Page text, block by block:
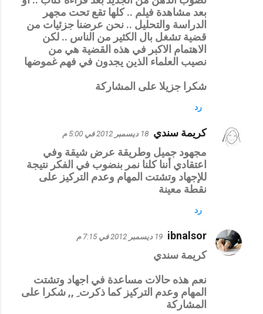
بعد مشاهدة فيلم .. كلها تقع تحت مجهر
الدراسة والتحليل .. نحن عرضنا جزئيات من
قضية تشغل بال الكثير من الناس .. لكن
الاهتمام الاكبر في هذه القضية هي من
نصيب العلماء الذين يجدون في فهم غموضها
شكرا جزيلا على المشاركة
رد
كريمة سندي 18 ديسمبر 2012 في 5:00 م
مجهود جميل وطريقة عرض شيقة وفي
اعتقادي أننا كلنا نمر بنضوب في الفكر نتيجة
للإجهاد وتشتت المهام وعدم التركيز على
نقطة معينة
رد
ibnalsor 19 ديسمبر 2012 في 7:15 م
كريمة سندي
نعم هذه حالات مساعدة في اجهاد وتشتت
المهام وعدم التركيز كما ذكرت ِ ,, شكرا على
المشاركة